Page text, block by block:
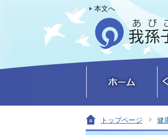
本文へ
トップページ 健